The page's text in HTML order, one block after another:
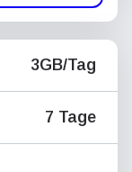
3GB/Tag
7 Tage